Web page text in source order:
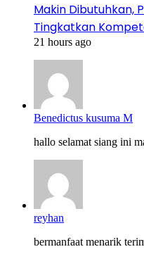
Makin Dibutuhkan,
Tingkatkan
21 hours ago
Benedictus kusuma M
hallo selamat siang ini
reyhan
bermanfaat menarik